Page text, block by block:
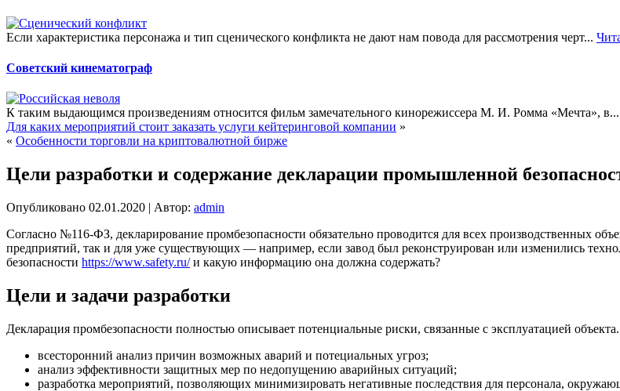
Если характеристика персонажа и тип сценического конфликта не дают нам повода для рассмотрения черт...
Советский кинематограф
К таким выдающимся произведениям относится фильм замечательного кинорежиссера М. И. Ромма «Мечта», в...
Для каких мероприятий стоит заказать услуги кейтеринговой компании »
« Особенности торговли на криптовалютной бирже
Цели разработки и содержание декларации промышленной
Опубликовано 02.01.2020 | Автор: admin
Согласно №116-ФЗ, декларирование промбезопасности обязательно проводится для всех производственных
предприятий, так и для уже существующих — например, если завод был реконструирован или изменились
безопасности https://www.safety.ru/и какую информацию она должна содержать?
Цели и задачи разработки
Декларация промбезопасности полностью описывает потенциальные риски, связанные с эксплуатацией
всесторонний анализ причин возможных аварий и потециальных угроз;
анализ эффективности защитных мер по недопущению аварийных ситуаций;
разработка мероприятий, позволяющих минимизировать негативные последствия для персонала,